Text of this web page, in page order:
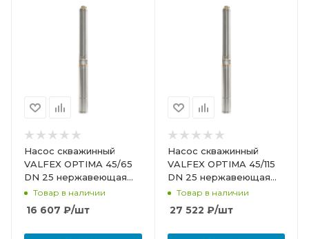
Насос скважинный
VALFEX OPTIMA 45/65
DN 25 нержавеющая
сталь
Товар в наличии
16 607 ₽/шт
Насос скважинный
VALFEX OPTIMA 45/115
DN 25 нержавеющая
сталь
Товар в наличии
27 522 ₽/шт